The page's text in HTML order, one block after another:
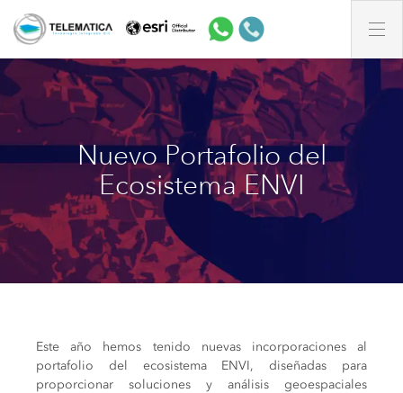
Nuevo Portafolio del
Ecosistema ENVI
Este año hemos tenido nuevas incorporaciones al
portafolio del ecosistema ENVI, diseñadas para
proporcionar soluciones y análisis geoespaciales